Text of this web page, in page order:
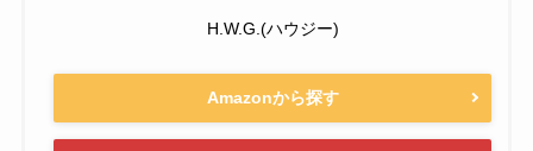
H.W.G.(ハウジー)
Amazonから探す